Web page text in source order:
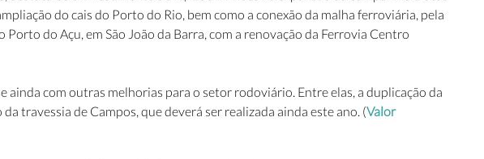
do cais do Porto do Rio, bem como a conexão da malha ferroviária, pela
Porto do Açu, em São João da Barra, com a renovação da Ferrovia Centro
ainda com outras melhorias para o setor rodoviário. Entre elas, a duplicação da
da travessia de Campos, que deverá ser realizada ainda este ano. (Valor